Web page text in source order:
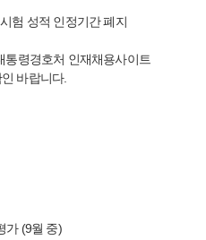
험 성적 인정기간 폐지
령경호처 인재채용사이트
바랍니다.
가 (9월 중)